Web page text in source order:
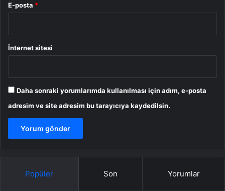
E-posta *
İnternet sitesi
Daha sonraki yorumlarımda kullanılması için adım, e-posta
adresim ve site adresim bu tarayıcıya kaydedilsin.
Popüler Son Yorumlar